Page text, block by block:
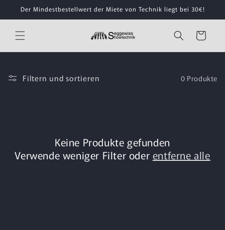
zum
Inhalt
Der Mindestbestellwert der Miete von Technik liegt bei 30€!
Warenkorb
Filtern und sortieren 0 Produkte
Keine Produkte gefunden
Verwende weniger Filter oder entferne alle